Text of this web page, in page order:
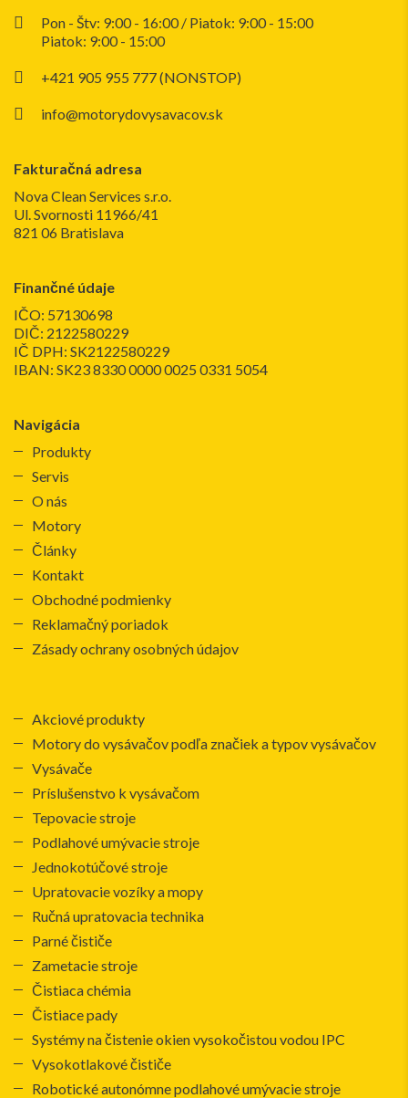
Pon - Štv: 9:00 - 16:00 / Piatok: 9:00 - 15:00
Piatok: 9:00 - 15:00
+421 905 955 777 (NONSTOP)
info@motorydovysavacov.sk
Fakturačná adresa
Nova Clean Services s.r.o.
Ul. Svornosti 11966/41
821 06 Bratislava
Finančné údaje
IČO: 57130698
DIČ: 2122580229
IČ DPH: SK2122580229
IBAN: SK23 8330 0000 0025 0331 5054
Navigácia
Produkty
Servis
O nás
Motory
Články
Kontakt
Obchodné podmienky
Reklamačný poriadok
Zásady ochrany osobných údajov
Akciové produkty
Motory do vysávačov podľa značiek a typov vysávačov
Vysávače
Príslušenstvo k vysávačom
Tepovacie stroje
Podlahové umývacie stroje
Jednokotúčové stroje
Upratovacie vozíky a mopy
Ručná upratovacia technika
Parné čističe
Zametacie stroje
Čistiaca chémia
Čistiace pady
Systémy na čistenie okien vysokočistou vodou IPC
Vysokotlakové čističe
Robotické autonómne podlahové umývacie stroje